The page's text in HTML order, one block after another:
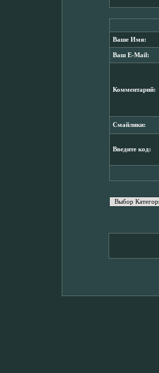
Ваше Имя:
Ваш E-Mail:
Комментарий:
Смайлики:
Введите код: